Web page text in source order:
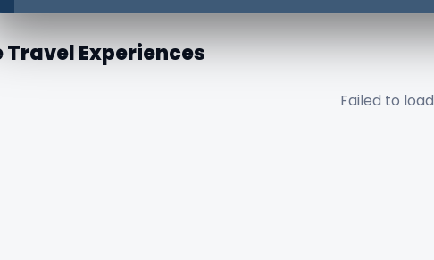
Travel Experiences
Failed to load